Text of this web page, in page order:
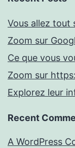
Vous allez tout
Zoom sur
Ce que vous
Zoom sur
Explorez leur
Recent
A WordPress